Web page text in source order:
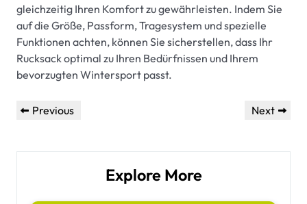
gleichzeitig Ihren Komfort zu gewährleisten. Indem Sie
auf die Größe, Passform, Tragesystem und spezielle
Funktionen achten, können Sie sicherstellen, dass Ihr
Rucksack optimal zu Ihren Bedürfnissen und Ihrem
bevorzugten Wintersport passt.
Beitragsnavigation
Previous
Previous
Next
Next
Explore More